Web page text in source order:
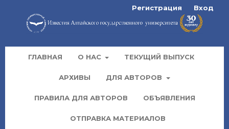
ГЛАВНАЯ О НАС ТЕКУЩИЙ ВЫПУСК
АРХИВЫ ДЛЯ АВТОРОВ
ПРАВИЛА ДЛЯ АВТОРОВ ОБЪЯВЛЕНИЯ
ОТПРАВКА МАТЕРИАЛОВ
Регистрация Вход